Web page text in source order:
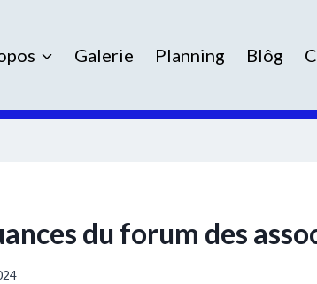
Galerie Planning Blôg
du forum des